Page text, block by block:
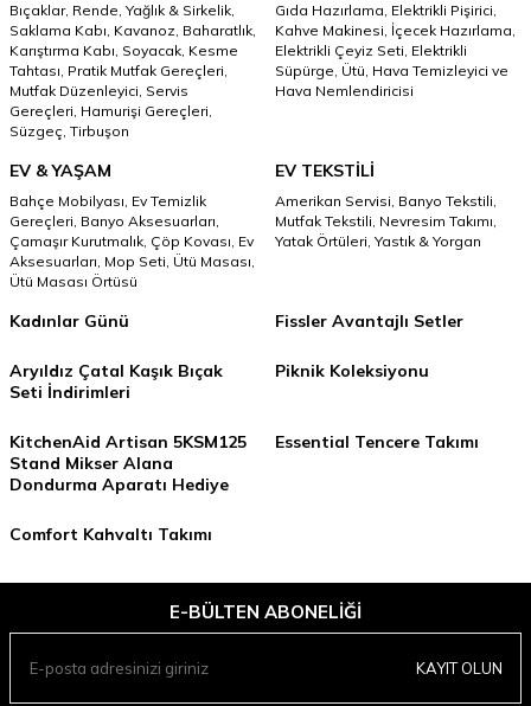
Bıçaklar, Rende, Yağlık & Sirkelik,
Saklama Kabı, Kavanoz, Baharatlık,
Karıştırma Kabı, Soyacak, Kesme
Tahtası, Pratik Mutfak Gereçleri,
Mutfak Düzenleyici, Servis
Gereçleri, Hamurişi Gereçleri,
Süzgeç, Tirbuşon
Gıda Hazırlama, Elektrikli Pişirici,
Kahve Makinesi, İçecek Hazırlama,
Elektrikli Çeyiz Seti, Elektrikli
Süpürge, Ütü, Hava Temizleyici ve
Hava Nemlendiricisi
EV & YAŞAM
Bahçe Mobilyası, Ev Temizlik
Gereçleri, Banyo Aksesuarları,
Çamaşır Kurutmalık, Çöp Kovası, Ev
Aksesuarları, Mop Seti, Ütü Masası,
Ütü Masası Örtüsü
EV TEKSTİLİ
Amerikan Servisi, Banyo Tekstili,
Mutfak Tekstili, Nevresim Takımı,
Yatak Örtüleri, Yastık & Yorgan
Kadınlar Günü Fissler Avantajlı Setler
Aryıldız Çatal Kaşık Bıçak
Seti İndirimleri
Piknik Koleksiyonu
KitchenAid Artisan 5KSM125
Stand Mikser Alana
Dondurma Aparatı Hediye
Essential Tencere Takımı
Comfort Kahvaltı Takımı
E-BÜLTEN ABONELIĞI
KAYIT OLUN